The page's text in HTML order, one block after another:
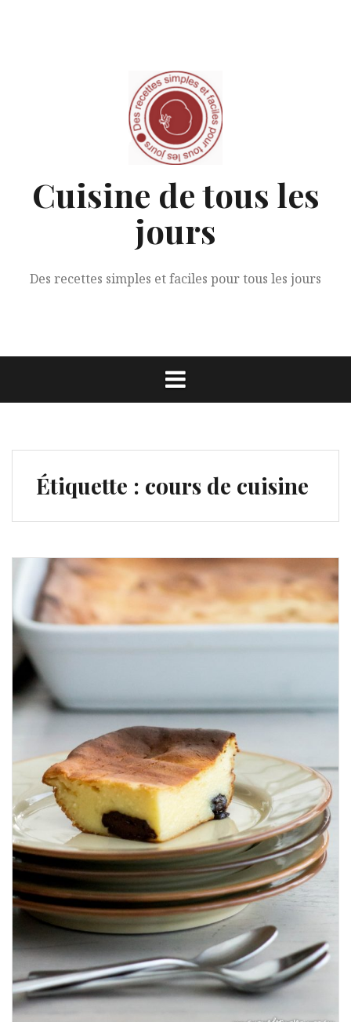
Cuisine de tous les
jours
Des recettes simples et faciles pour tous les jours
Étiquette : cours de cuisine